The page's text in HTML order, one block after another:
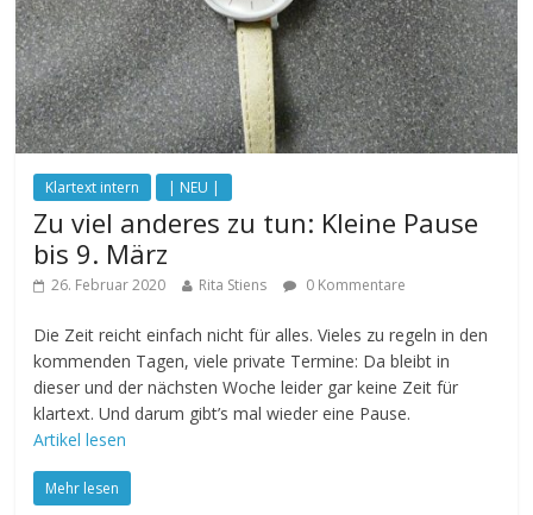
Klartext intern | NEU |
Zu viel anderes zu tun: Kleine Pause
bis 9. März
26. Februar 2020 Rita Stiens 0 Kommentare
Die Zeit reicht einfach nicht für alles. Vieles zu regeln in den
kommenden Tagen, viele private Termine: Da bleibt in
dieser und der nächsten Woche leider gar keine Zeit für
klartext. Und darum gibt’s mal wieder eine Pause.
Artikel lesen
Mehr lesen